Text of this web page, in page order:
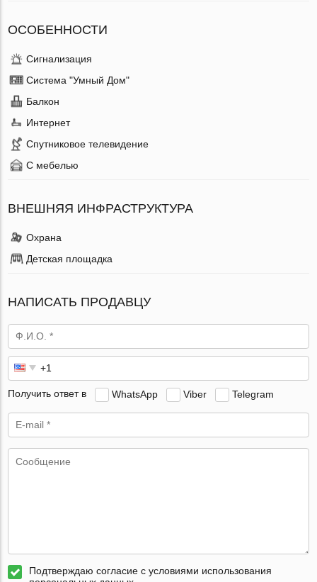
ОСОБЕННОСТИ
Сигнализация
Система "Умный Дом"
Балкон
Интернет
Спутниковое телевидение
С мебелью
ВНЕШНЯЯ ИНФРАСТРУКТУРА
Охрана
Детская площадка
НАПИСАТЬ ПРОДАВЦУ
Получить ответ в WhatsApp Viber Telegram
Подтверждаю согласие с условиями использования